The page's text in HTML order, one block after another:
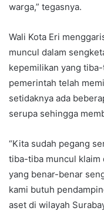
warga,” tegasnya.
Wali Kota Eri
muncul dalam
kepemilikan yang
pemerintah telah
setidaknya ada
serupa sehingga
“Kita sudah pegang
tiba-tiba muncul klaim
yang benar-benar
kami butuh
aset di wilayah